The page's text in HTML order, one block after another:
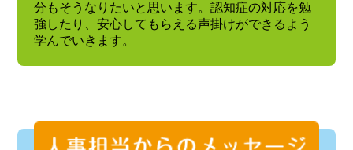
分もそうなりたいと思います。認知症の対応を勉
強したり、安心してもらえる声掛けができるよう
学んでいきます。